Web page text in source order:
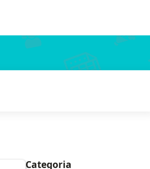
ナビゲーションメニュー
Categoria